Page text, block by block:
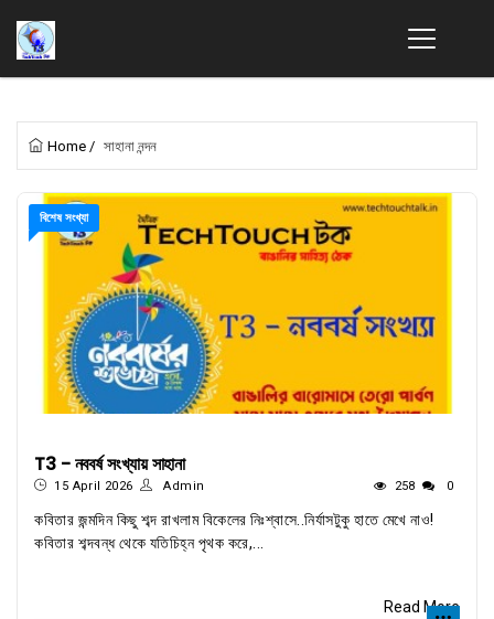
Home / সাহানা নন্দন
বিশেষ সংখ্যা
T3 - নববর্ষ সংখ্যায় সাহানা
15 April 2026 Admin 258 0
কবিতার জন্মদিন কিছু শব্দ রাখলাম বিকেলের নিঃশ্বাসে..নির্যাসটুকু হাতে মেখে নাও!
কবিতার শব্দবন্ধ থেকে যতিচিহ্ন পৃথক করে,...
Read More